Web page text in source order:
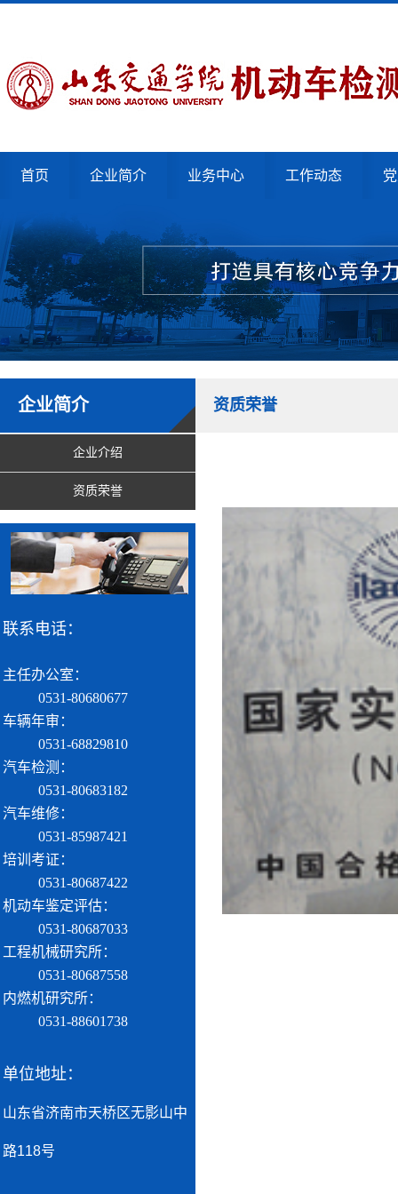
首页 企业简介 业务中心 工作动态
企业简介
企业介绍
资质荣誉
联系电话：
主任办公室：
0531-80680677
车辆年审：
0531-68829810
汽车检测：
0531-80683182
汽车维修：
0531-85987421
培训考证：
0531-80687422
机动车鉴定评估：
0531-80687033
工程机械研究所：
0531-80687558
内燃机研究所：
0531-88601738
单位地址：
山东省济南市天桥区无影山中
路118号
资质荣誉